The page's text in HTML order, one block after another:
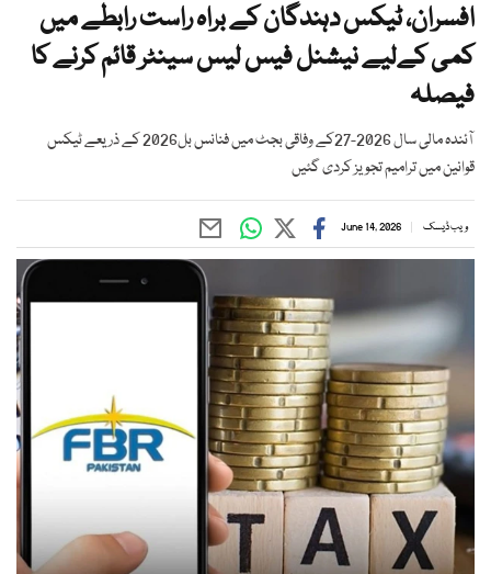
افسران، ٹیکس دہندگان کے براہ راست رابطے میں
کمی کےلیے نیشنل فیس لیس سینٹر قائم کرنے کا
فیصلہ
آئندہ مالی سال 2026-27کے وفاقی بجٹ میں فنانس بل2026 کے ذریعے ٹیکس
قوانین میں ترامیم تجویز کردی گئیں
ویب ڈیسک June 14, 2026